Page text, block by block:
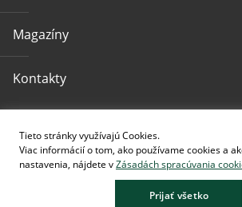
Tieto stránky využívajú Cookies.
Viac informácií o tom, ako používame cookies a
nastavenia, nájdete vZásadách spracúvania
Prijať všetko
Magazíny
Kontakty